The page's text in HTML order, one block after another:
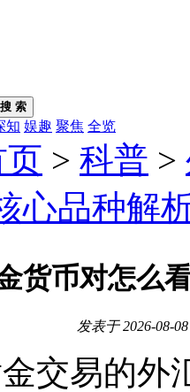
搜 索
知 娱趣 聚焦 全览
> 科普 >
心品种解
货币对怎么
发表于2026-08-
交易的外